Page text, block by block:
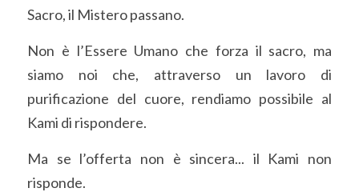
Sacro, il Mistero passano.
Non è l’Essere Umano che forza il sacro, ma
siamo noi che, attraverso un lavoro di
purificazione del cuore, rendiamo possibile al
Kami di rispondere.
Ma se l’offerta non è sincera... il Kami non
risponde.